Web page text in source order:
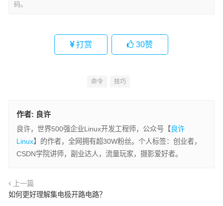
码。
打赏 30赞
命令 技巧
作者: 良许
良许，世界500强企业Linux开发工程师，公众号【 良许
Linux】的作者，全网拥有超30W粉丝。个人标签：创业者，
CSDN学院讲师，副业达人，流量玩家，摄影爱好者。
上一篇
如何更好理解集电极开路电路？